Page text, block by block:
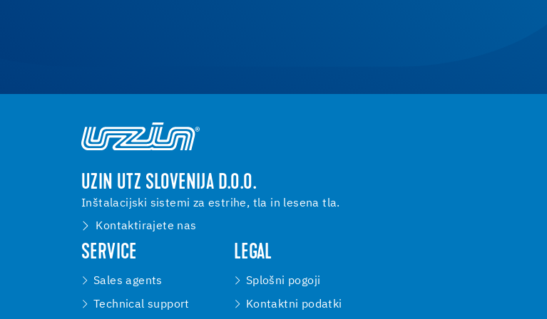
UZIN UTZ SLOVENIJA D.O.O.
Inštalacijski sistemi za estrihe, tla in lesena tla.
Kontaktirajete nas
SERVICE
Sales agents
Technical support
LEGAL
Splošni pogoji
Kontaktni podatki